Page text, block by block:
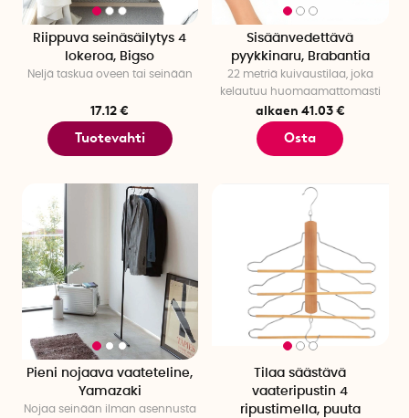
Riippuva seinäsäilytys 4
lokeroa, Bigso
Neljä taskua oveen tai seinään
17.12 €
Tuotevahti
Sisäänvedettävä
pyykkinaru, Brabantia
22 metriä kuivaustilaa, joka
kelautuu huomaamattomasti
alkaen 41.03 €
Osta
Pieni nojaava vaateteline,
Yamazaki
Nojaa seinään ilman asennusta
Tilaa säästävä
vaateripustin 4
ripustimella, puuta